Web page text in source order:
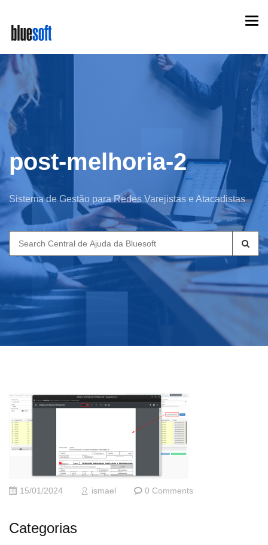
main
content
post-melhoria-2
Sistema de Gestão para Redes Varejistas e Atacadistas
Search
for:
15/01/2024 ismael 0 Comments
Categorias